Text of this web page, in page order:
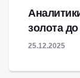
золота
25.12.2025